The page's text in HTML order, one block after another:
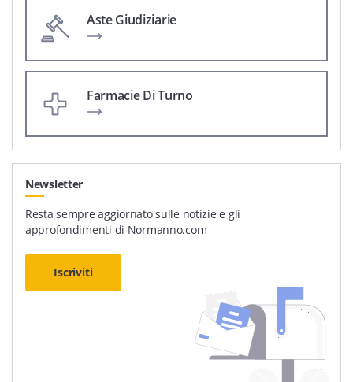
Aste Giudiziarie
Farmacie Di Turno
Newsletter
Resta sempre aggiornato sulle notizie e gli
approfondimenti di Normanno.com
Iscriviti